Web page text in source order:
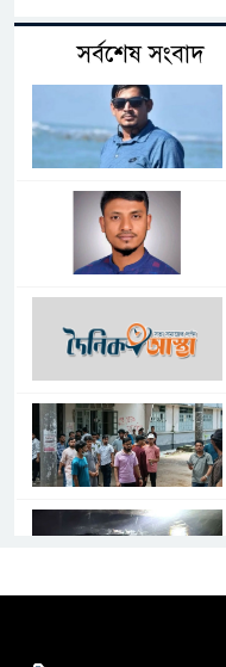
সর্বশেষ সংবাদ